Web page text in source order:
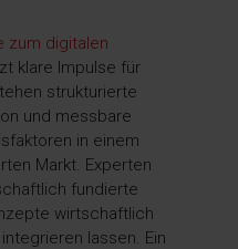
zum digitalen
klare Impulse für
strukturierte
und messbare
in einem
Markt. Experten
fundierte
wirtschaftlich
lassen. Ein